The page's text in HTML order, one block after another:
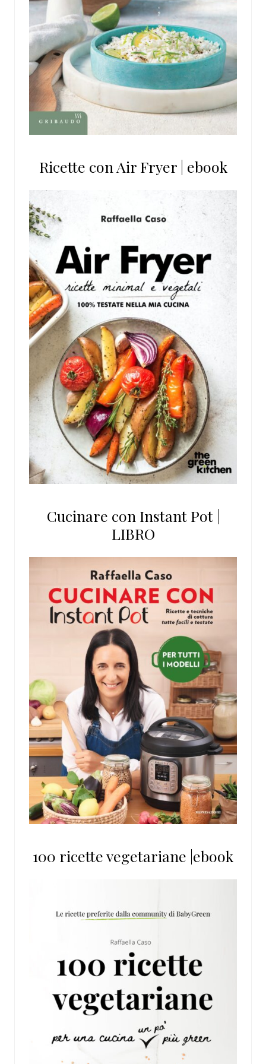
Ricette con Air Fryer | ebook
Cucinare con Instant Pot |
LIBRO
100 ricette vegetariane |ebook